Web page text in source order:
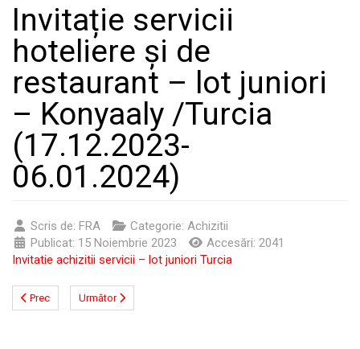
Invitație servicii
hoteliere și de
restaurant – lot juniori
– Konyaaly /Turcia
(17.12.2023-
06.01.2024)
Scris de: FRA Categorie: Achizitii
Publicat: 15 Noiembrie 2023
Accesări: 2041
Invitatie achizitii servicii – lot juniori Turcia
Prec Următor